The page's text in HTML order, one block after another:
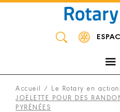
Accueil / Le Rotary en
JOËLETTE POUR DES
PYRÉNÉES
Panneau de gestion des